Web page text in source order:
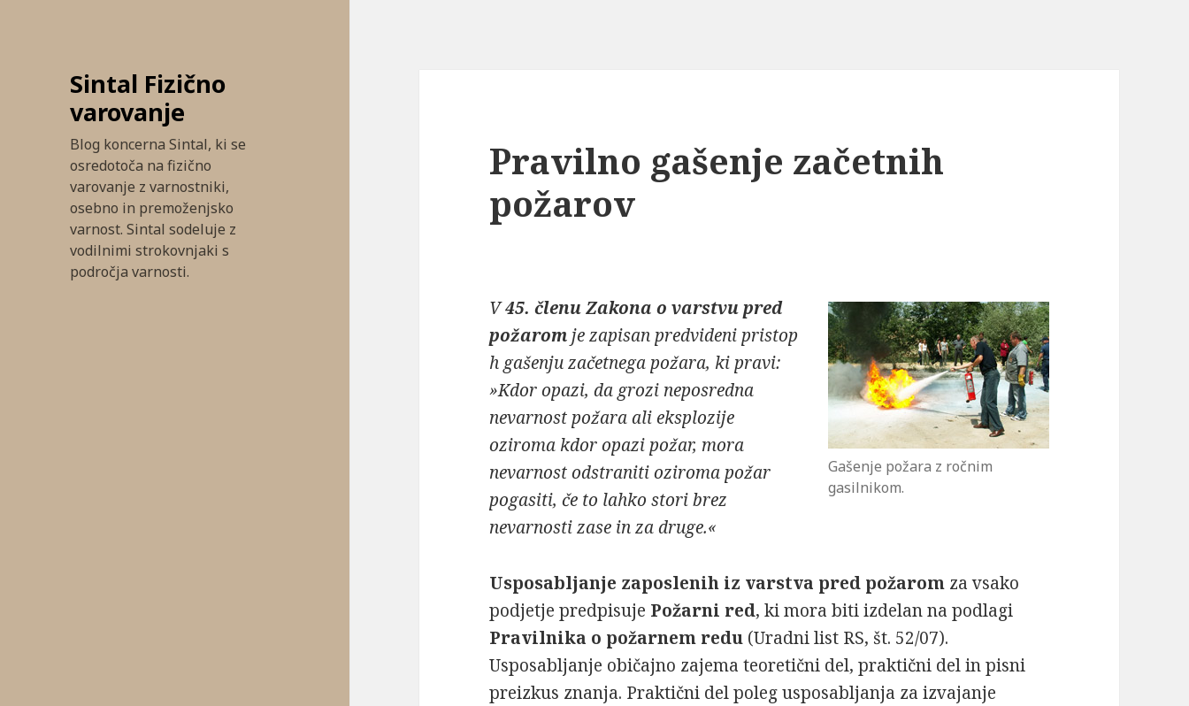
Sintal Fizično
varovanje
Blog koncerna Sintal, ki se
osredotoča na fizično
varovanje z varnostniki,
osebno in premoženjsko
varnost. Sintal sodeluje z
vodilnimi strokovnjaki s
področja varnosti.
Pravilno gašenje začetnih
požarov
Gašenje požara z ročnim
gasilnikom.
V45. členu Zakona o varstvu pred
požarom je zapisan predvideni pristop
h gašenju začetnega požara, ki pravi:
»Kdor opazi, da grozi neposredna
nevarnost požara ali eksplozije
oziroma kdor opazi požar, mora
nevarnost odstraniti oziroma požar
pogasiti, če to lahko stori brez
nevarnosti zase in za druge.«
Usposabljanje zaposlenih iz varstva pred požarom za vsako
podjetje predpisuje Požarni red, ki mora biti izdelan na podlagi
Pravilnika o požarnem redu (Uradni list RS, št. 52/07).
Usposabljanje običajno zajema teoretični del, praktični del in pisni
preizkus znanja. Praktični del poleg usposabljanja za izvajanje